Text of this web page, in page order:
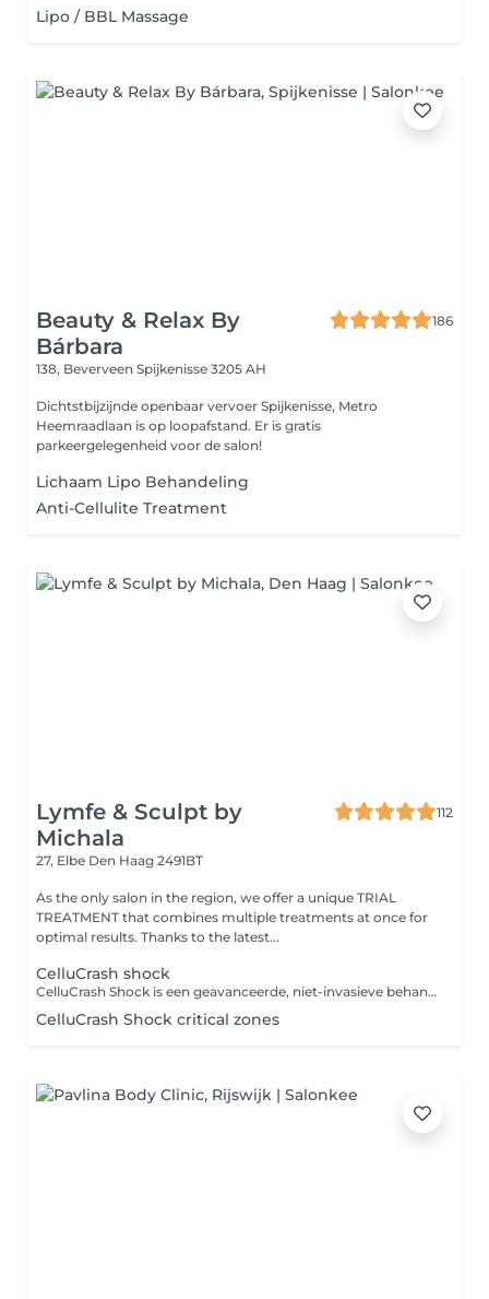
Lipo / BBL Massage
Beauty & Relax By
Bárbara
186
138, Beverveen Spijkenisse 3205 AH
Dichtstbijzijnde openbaar vervoer Spijkenisse, Metro
Heemraadlaan is op loopafstand. Er is gratis
parkeergelegenheid voor de salon!
Lichaam Lipo Behandeling
Anti-Cellulite Treatment
Lymfe & Sculpt by
Michala
112
27, Elbe Den Haag 2491BT
As the only salon in the region, we offer a unique TRIAL
TREATMENT that combines multiple treatments at once for
optimal results. Thanks to the latest...
CelluCrash shock
CelluCrash Shock is een geavanceerde, niet-invasieve behandeling die gebruikmaakt van een intensieve thermische schok met temperaturen van -18 °C tot +41 °C om vetcellen doelgericht af te breken en de huidstructuur zichtbaar te verbeteren. Dankzij de diepe werking in de lagen waar cellulitis ontstaat, behoort deze behandeling tot de meest effectieve methodes op de markt. Hoe werkt CelluCrash Shock? Tijdens de behandeling wisselt een speciale behandelkop tussen koude en warmte. Deze temperatuurwissel: -zorgt voor destructie van vetcellen (lipolyse), -stimuleert de bloedcirculatie en het lymfesysteem, -verstevigt het bindweefsel en verbetert de huidelasticiteit, -pakt cellulitis aan bij de oorsprong diep in het weefsel. Dankzij de extreme temperatuurverschillen dringt CelluCrash Shock dieper door dan standaardbehandelingen en is het bijzonder effectief, zelfs bij hardnekkige cellulitis. Resultaten die je kunt zien: Zichtbaar verschil al na de eerste sessie de huid voelt gladder en steviger aan, en de cellulitis is minder opvallend. Bij regelmatige behandelingen zie je: -volumevermindering in het behandelde gebied, -stevigere en strakkere huid, -langdurige verbetering van de huidtextuur. Voor wie is CelluCrash Shock geschikt? Deze behandeling is ideaal voor wie: -cellulitis heeft op dijen, billen, buik of armen, -een slappere huid wil verstevigen, -last heeft van plaatselijk vet dat niet verdwijnt met dieet of beweging. Contra-indicaties , - Spataderen , - Zwangerschap , - Borstvoeding , - Epilepsie , - Kanker of tumor, ook in het verleden , - Allergie voor koude Heb je twijfels of de behandeling geschikt is voor jou? Neem gerust contact met ons op voor een persoonlijk advies of overleg met je arts. BELANGRIJKE MEDEDELING Als je twijfelt of de behandeling geschikt is voor jou, neem dan vooraf contact met ons op. Je bent verplicht om ons correct te informeren over je gezondheidstoestand. Wanneer belangrijke informatie wordt verzwegen, kan de behandeling niet doorgaan en wordt de aanbetaling niet terugbetaald.
CelluCrash Shock critical zones